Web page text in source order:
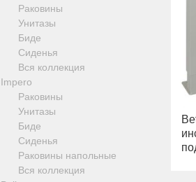
Раковины
Унитазы
Биде
Сиденья
Вся коллекция
Impero
Раковины
Унитазы
Биде
Сиденья
Раковины напольные
Вся коллекция